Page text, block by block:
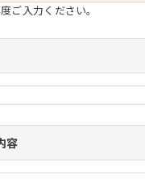
ご入力ください。
容